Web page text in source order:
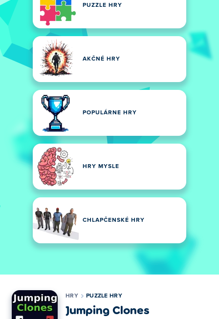
PUZZLE HRY
AKČNÉ HRY
POPULÁRNE HRY
HRY MYSLE
CHLAPČENSKÉ HRY
HRY PUZZLE HRY
Jumping Clones